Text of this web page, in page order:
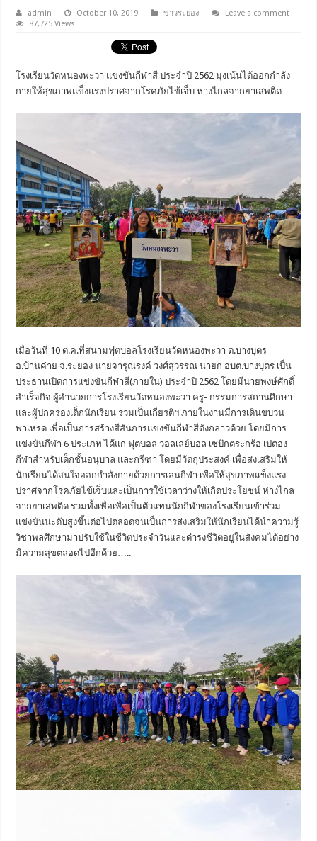
admin October 10, 2019 ข่าวระยอง
Leave a comment
87,725 Views
โรงเรียนวัดหนองพะวา แข่งขันกีฬาสี ประจำปี 2562 มุ่งเน้นได้ออกกำลัง
กายให้สุขภาพแข็งแรงปราศจากโรคภัยไข้เจ็บ ห่างไกลจากยาเสพติด
เมื่อวันที่ 10 ต.ค.ที่สนามฟุตบอลโรงเรียนวัดหนองพะวา ต.บางบุตร
อ.บ้านค่าย จ.ระยอง นายจารุณรงค์ วงศ์สุวรรณ นายก อบต.บางบุตร เป็น
ประธานเปิดการแข่งขันกีฬาสี(ภายใน) ประจำปี 2562 โดยมีนายพงษ์ศักดิ์
สำเร็จกิจ ผู้อำนวยการโรงเรียนวัดหนองพะวา ครู- กรรมการสถานศึกษา
และผู้ปกครองเด็กนักเรียน ร่วมเป็นเกียรติฯ ภายในงานมีการเดินขบวน
พาเหรด เพื่อเป็นการสร้างสีสันการแข่งขันกีฬาสีดังกล่าวด้วย โดยมีการ
แข่งขันกีฬา 6 ประเภท ได้แก่ ฟุตบอล วอลเลย์บอล เซปักตระกร้อ เปตอง
กีฬาสำหรับเด็กชั้นอนุบาล และกรีฑา โดยมีวัตถุประสงค์ เพื่อส่งเสริมให้
นักเรียนได้สนใจออกกำลังกายด้วยการเล่นกีฬา เพื่อให้สุขภาพแข็งแรง
ปราศจากโรคภัยไข้เจ็บและเป็นการใช้เวลาว่างให้เกิดประโยชน์ ห่างไกล
จากยาเสพติด รวมทั้งเพื่อเพื่อเป็นตัวแทนนักกีฬาของโรงเรียนเข้าร่วม
แข่งขันนะดับสูงขึ้นต่อไปตลอดจนเป็นการส่งเสริมให้นักเรียนได้นำความรู้
วิชาพลศึกษามาปรับใช้ในชีวิตประจำวันและดำรงชีวิตอยู่ในสังคมได้อย่าง
มีความสุขตลอดไปอีกด้วย…..